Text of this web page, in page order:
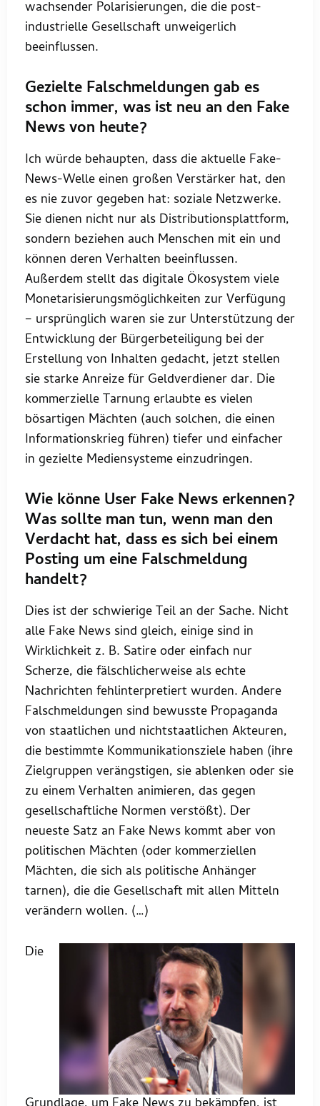
wachsender Polarisierungen, die die post-
industrielle Gesellschaft unweigerlich
beeinflussen.
Gezielte Falschmeldungen gab es
schon immer, was ist neu an den Fake
News von heute?
Ich würde behaupten, dass die aktuelle Fake-
News-Welle einen großen Verstärker hat, den
es nie zuvor gegeben hat: soziale Netzwerke.
Sie dienen nicht nur als Distributionsplattform,
sondern beziehen auch Menschen mit ein und
können deren Verhalten beeinflussen.
Außerdem stellt das digitale Ökosystem viele
Monetarisierungsmöglichkeiten zur Verfügung
– ursprünglich waren sie zur Unterstützung der
Entwicklung der Bürgerbeteiligung bei der
Erstellung von Inhalten gedacht, jetzt stellen
sie starke Anreize für Geldverdiener dar. Die
kommerzielle Tarnung erlaubte es vielen
bösartigen Mächten (auch solchen, die einen
Informationskrieg führen) tiefer und einfacher
in gezielte Mediensysteme einzudringen.
Wie könne User Fake News erkennen?
Was sollte man tun, wenn man den
Verdacht hat, dass es sich bei einem
Posting um eine Falschmeldung
handelt?
Dies ist der schwierige Teil an der Sache. Nicht
alle Fake News sind gleich, einige sind in
Wirklichkeit z. B. Satire oder einfach nur
Scherze, die fälschlicherweise als echte
Nachrichten fehlinterpretiert wurden. Andere
Falschmeldungen sind bewusste Propaganda
von staatlichen und nichtstaatlichen Akteuren,
die bestimmte Kommunikationsziele haben (ihre
Zielgruppen verängstigen, sie ablenken oder sie
zu einem Verhalten animieren, das gegen
gesellschaftliche Normen verstößt). Der
neueste Satz an Fake News kommt aber von
politischen Mächten (oder kommerziellen
Mächten, die sich als politische Anhänger
tarnen), die die Gesellschaft mit allen Mitteln
verändern wollen. (…)
Die